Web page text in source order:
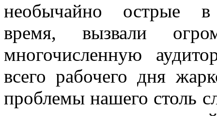
необычайно острые
время, вызвали
многочисленную
всего рабочего дня
проблемы нашего столь